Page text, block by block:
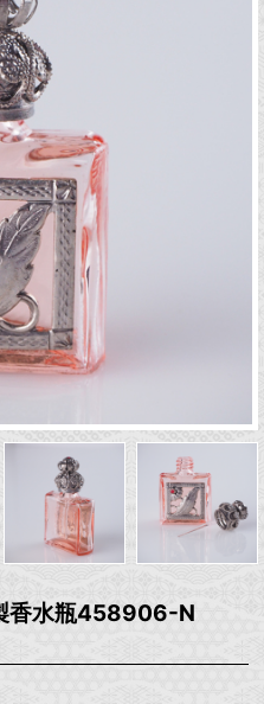
香水瓶458906-N